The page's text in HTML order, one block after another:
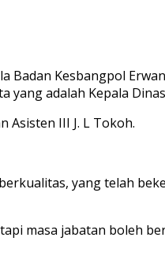
Badan Kesbangpol
yang adalah Kepala
Asisten III J. L Tokoh.
yang telah
masa jabatan boleh